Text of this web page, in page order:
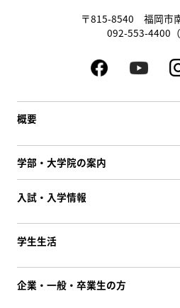
〒815-8540 福岡市
092-553-4400（
概要
学部・大学院の案内
入試・入学情報
学生生活
企業・一般・卒業生の方